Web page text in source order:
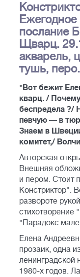
послание
Щварц.
акварель,
тушь,
"Вот бежит
кварц. /
беспредела ?/
певчую — в
Знаем в
комитет,/
Авторская
Внешняя
и пером. Стоит
Констриктор".
развороте
стихотворение
"Парадокс
Елена
прозаик, одна
ленинградской
1980-х годов.